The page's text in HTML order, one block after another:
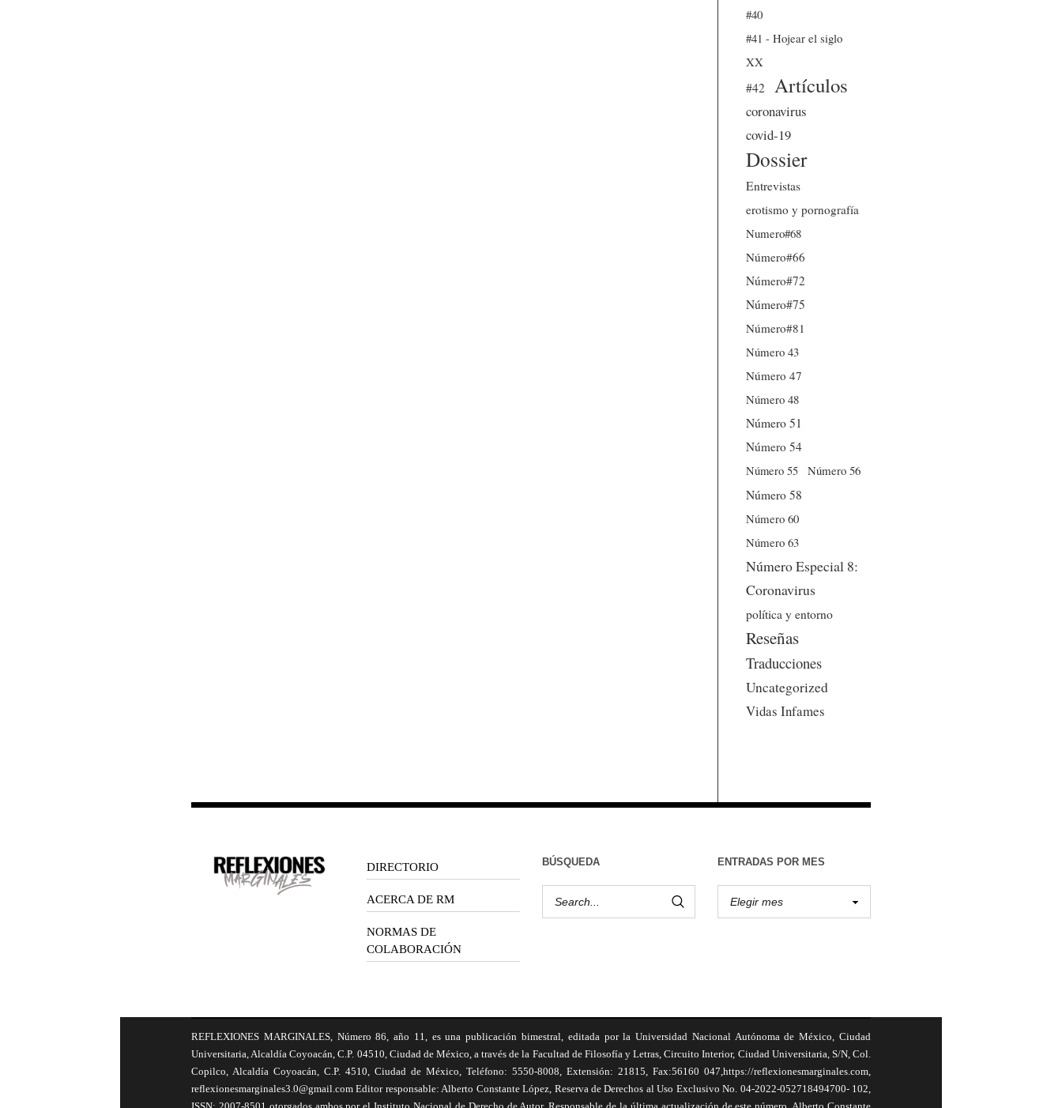
#40
#41 - Hojear el siglo
XX
#42
Artículos
coronavirus
covid-19
Dossier
Entrevistas
erotismo y pornografía
Numero#68
Número#66
Número#72
Número#75
Número#81
Número 43
Número 47
Número 48
Número 51
Número 54
Número 55
Número 56
Número 58
Número 60
Número 63
Número Especial 8:
Coronavirus
política y entorno
Reseñas
Traducciones
Uncategorized
Vidas Infames
DIRECTORIO
ACERCA DE RM
NORMAS DE
COLABORACIÓN
BÚSQUEDA ENTRADAS POR MES
REFLEXIONES MARGINALES, Número 86, año 11, es una publicación bimestral, editada por la Universidad Nacional Autónoma de México, Ciudad
Universitaria, Alcaldía Coyoacán, C.P. 04510, Ciudad de México, a través de la Facultad de Filosofía y Letras, Circuito Interior, Ciudad Universitaria, S/N, Col.
Copilco, Alcaldía Coyoacán, C.P. 4510, Ciudad de México, Teléfono: 5550-8008, Extensión: 21815, Fax:56160 047,https://reflexionesmarginales.com,
reflexionesmarginales3.0@gmail.com Editor responsable: Alberto Constante López, Reserva de Derechos al Uso Exclusivo No. 04-2022-052718494700- 102,